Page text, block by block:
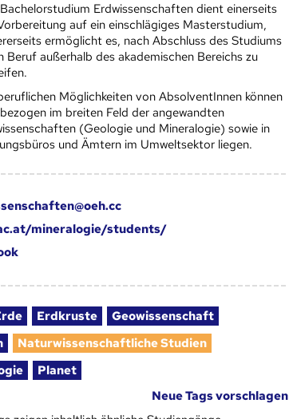
Erdwissenschaften dient einerseits
auf ein einschlägiges Masterstudium,
ermöglicht es, nach Abschluss des Studiums
Beruf außerhalb des akademischen Bereichs zu
Möglichkeiten von AbsolventInnen können
im breiten Feld der angewandten
(Geologie und Mineralogie) sowie in
und Ämtern im Umweltsektor liegen.
mineralogie/students/
Erdkruste
Geowissenschaft
Naturwissenschaftliche Studien
Planet
Neue Tags vorschlagen